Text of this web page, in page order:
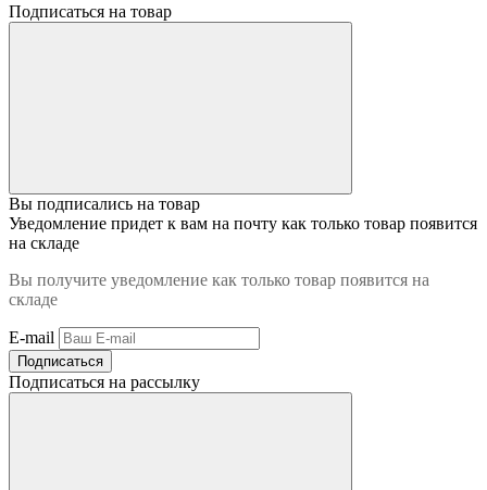
Подписаться на товар
Вы подписались на товар
Уведомление придет к вам на почту как только товар появится
на складе
Вы получите уведомление как только товар появится на
складе
E-mail
Подписаться
Подписаться на рассылку